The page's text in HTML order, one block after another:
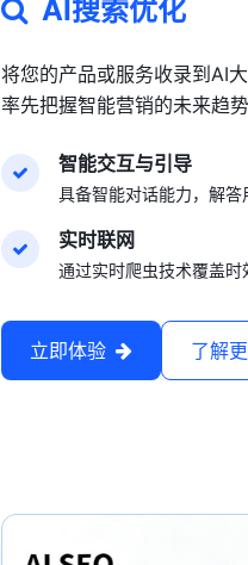
AI搜索优化
将您的产品或服务收录到AI
率先把握智能营销的未来趋势
智能交互与引导
具备智能对话能力，解答
实时联网
通过实时爬虫技术覆盖时
立即体验 了解